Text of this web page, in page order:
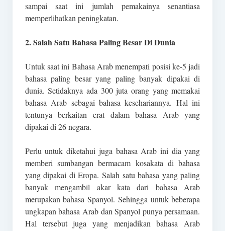
sampai saat ini jumlah pemakainya senantiasa
memperlihatkan peningkatan.
2. Salah Satu Bahasa Paling Besar Di Dunia
Untuk saat ini Bahasa Arab menempati posisi ke-5 jadi
bahasa paling besar yang paling banyak dipakai di
dunia. Setidaknya ada 300 juta orang yang memakai
bahasa Arab sebagai bahasa kesehariannya. Hal ini
tentunya berkaitan erat dalam bahasa Arab yang
dipakai di 26 negara.
Perlu untuk diketahui juga bahasa Arab ini dia yang
memberi sumbangan bermacam kosakata di bahasa
yang dipakai di Eropa. Salah satu bahasa yang paling
banyak mengambil akar kata dari bahasa Arab
merupakan bahasa Spanyol. Sehingga untuk beberapa
ungkapan bahasa Arab dan Spanyol punya persamaan.
Hal tersebut juga yang menjadikan bahasa Arab